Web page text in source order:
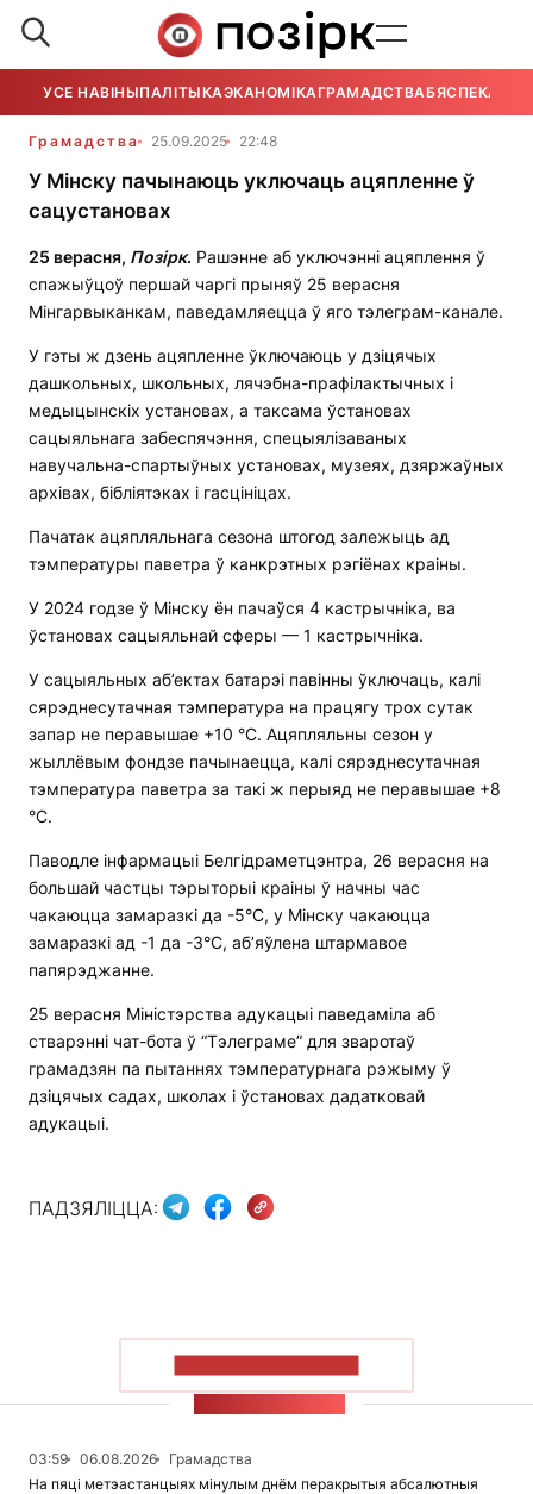
УСЕ НАВІНЫПАЛІТЫКАЭКАНОМІКАГРАМАДСТВАБЯСПЕКА
Грамадства 25.09.2025 22:48
У Мінску пачынаюць уключаць ацяпленне ў
сацустановах
25 верасня, Позірк. Рашэнне аб уключэнні ацяплення ў
спажыўцоў першай чаргі прыняў 25 верасня
Мінгарвыканкам, паведамляецца ў яго тэлеграм-канале.
У гэты ж дзень ацяпленне ўключаюць у дзіцячых
дашкольных, школьных, лячэбна-прафілактычных і
медыцынскіх установах, а таксама ўстановах
сацыяльнага забеспячэння, спецыялізаваных
навучальна-спартыўных установах, музеях, дзяржаўных
архівах, бібліятэках і гасцініцах.
Пачатак ацяпляльнага сезона штогод залежыць ад
тэмпературы паветра ў канкрэтных рэгіёнах краіны.
У 2024 годзе ў Мінску ён пачаўся 4 кастрычніка, ва
ўстановах сацыяльнай сферы — 1 кастрычніка.
У сацыяльных аб’ектах батарэі павінны ўключаць, калі
сярэднесутачная тэмпература на працягу трох сутак
запар не перавышае +10 °С. Ацяпляльны сезон у
жыллёвым фондзе пачынаецца, калі сярэднесутачная
тэмпература паветра за такі ж перыяд не перавышае +8
°С.
Паводле інфармацыі Белгідраметцэнтра, 26 верасня на
большай частцы тэрыторыі краіны ў начны час
чакаюцца замаразкі да -5°С, у Мінску чакаюцца
замаразкі ад -1 да -3°С, аб’яўлена штармавое
папярэджанне.
25 верасня Міністэрства адукацыі паведаміла аб
стварэнні чат-бота ў “Тэлеграме” для зваротаў
грамадзян па пытаннях тэмпературнага рэжыму ў
дзіцячых садах, школах і ўстановах дадатковай
адукацыі.
ПАДЗЯЛІЦЦА:
03:59 06.08.2026
Грамадства
На пяці метэастанцыях мінулым днём перакрытыя абсалютныя